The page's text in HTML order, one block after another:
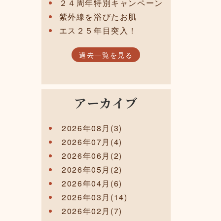
２４周年特別キャンペーン
紫外線を浴びたお肌
エス２５年目突入！
過去一覧を見る
アーカイブ
2026年08月(3)
2026年07月(4)
2026年06月(2)
2026年05月(2)
2026年04月(6)
2026年03月(14)
2026年02月(7)